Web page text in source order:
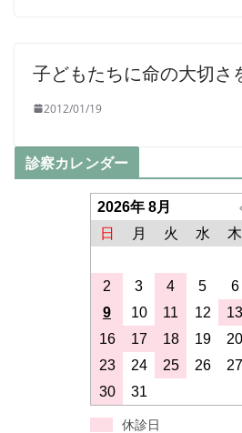
子どもたちに命の大切さ
2012/01/19
診察カレンダー
2026年 8月
日
月 火 水 木
2
3 4 5 6
9
10 11 12 13
16
17 18 19 20
23
24 25 26 27
30
31
休診日